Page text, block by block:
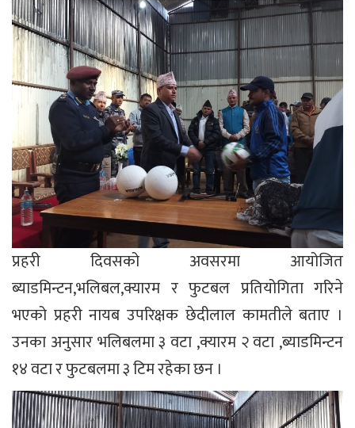
प्रहरी दिवसको अवसरमा आयोजित
ब्याडमिन्टन,भलिबल,क्यारम र फुटबल प्रतियोगिता गरिने
भएको प्रहरी नायब उपरिक्षक छेदीलाल कामतीले बताए ।
उनका अनुसार भलिबलमा ३ वटा ,क्यारम २ वटा ,ब्याडमिन्टन
१४ वटा र फुटबलमा ३ टिम रहेका छन ।